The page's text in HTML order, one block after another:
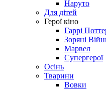
Наруто
Для дітей
Герої кіно
Гаррі
Зоряні
Марвел
Супергерої
Осінь
Тварини
Вовки